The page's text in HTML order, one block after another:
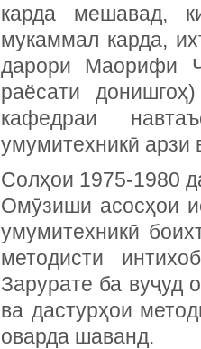
карда мешавад,
мукаммал карда,
дарори Маорифи
раёсати
кафедраи
умумитехникӣ арзи
Солҳои 1975-1980
Омӯзиши асосҳои
умумитехникӣ
методисти
Зарурате ба вуҷуд
ва дастурҳои
оварда шаванд.